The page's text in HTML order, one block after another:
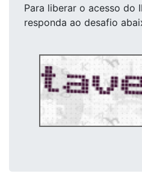
Para liberar o acesso do
responda ao desafio